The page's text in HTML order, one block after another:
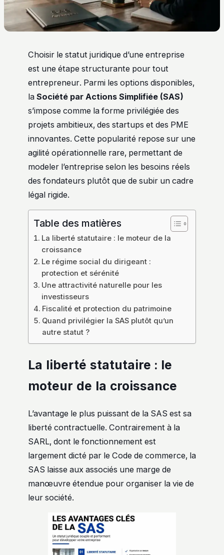
Choisir le statut juridique d’une entreprise
est une étape structurante pour tout
entrepreneur. Parmi les options disponibles,
la Société par Actions Simplifiée (SAS)
s’impose comme la forme privilégiée des
projets ambitieux, des startups et des PME
innovantes. Cette popularité repose sur une
agilité opérationnelle rare, permettant de
modeler l’entreprise selon les besoins réels
des fondateurs plutôt que de subir un cadre
légal rigide.
Table des matières
La liberté statutaire : le moteur de la
croissance
Le régime social du dirigeant :
protection et sérénité
Une attractivité naturelle pour les
investisseurs
Fiscalité et protection du patrimoine
Quand privilégier la SAS plutôt qu’un
autre statut ?
La liberté statutaire : le
moteur de la croissance
L’avantage le plus puissant de la SAS est sa
liberté contractuelle. Contrairement à la
SARL, dont le fonctionnement est
largement dicté par le Code de commerce, la
SAS laisse aux associés une marge de
manœuvre étendue pour organiser la vie de
leur société.